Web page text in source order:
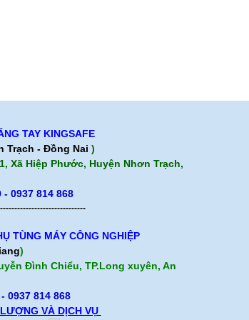
TAY KINGSAFE
Trạch - Đồng Nai )
Xã Hiệp Phước, Huyện Nhơn Trạch,
- 0937 814 868
TÙNG MÁY CÔNG NGHIỆP
)
Đình Chiểu, TP.Long xuyên, An
- 0937 814 868
VÀ DỊCH VỤ